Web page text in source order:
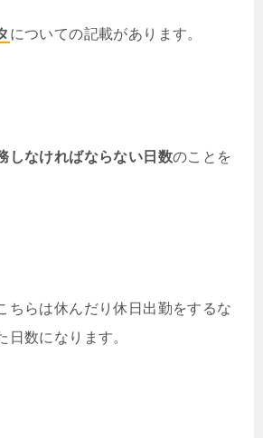
についての記載があります。
しなければならない日数のことを
ちらは休んだり休日出勤をするな
日数になります。